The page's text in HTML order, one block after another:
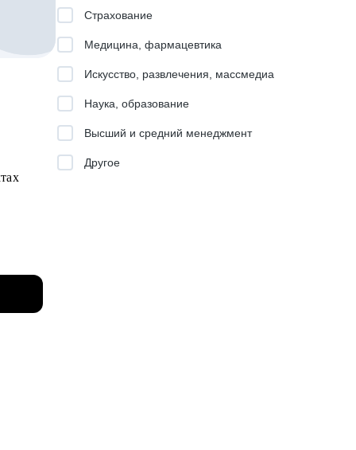
Страхование
Медицина, фармацевтика
Искусство, развлечения, массмедиа
Наука, образование
Высший и средний менеджмент
Другое